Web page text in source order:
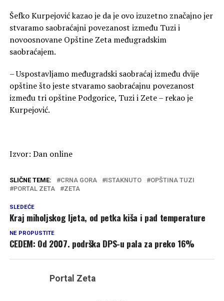
Šefko Kurpejović kazao je da je ovo izuzetno značajno jer
stvaramo saobraćajni povezanost između Tuzi i
novoosnovane Opštine Zeta međugradskim
saobraćajem.
– Uspostavljamo međugradski saobraćaj između dvije
opštine što jeste stvaramo saobraćajnu povezanost
između tri opštine Podgorice, Tuzi i Zete – rekao je
Kurpejović.
Izvor: Dan online
SLIČNE TEME: CRNA GORA ISTAKNUTO
OPŠTINA TUZI
PORTAL ZETA
ZETA
SLEDEĆE
Kraj miholjskog ljeta, od petka kiša i pad temperature
NE PROPUSTITE
CEDEM: Od 2007. podrška DPS-u pala za preko 16%
Portal Zeta